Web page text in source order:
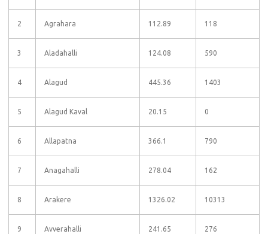
2 Agrahara 112.89 118
3 Aladahalli 124.08 590
4 Alagud 445.36 1403
5 Alagud Kaval 20.15 0
6 Allapatna 366.1 790
7 Anagahalli 278.04 162
8 Arakere 1326.02 10313
9 Avverahalli 241.65 276